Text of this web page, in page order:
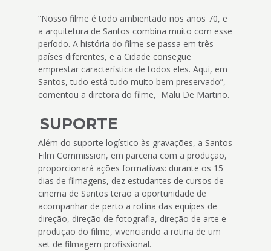
“Nosso filme é todo ambientado nos anos 70, e
a arquitetura de Santos combina muito com esse
período. A história do filme se passa em três
países diferentes, e a Cidade consegue
emprestar característica de todos eles. Aqui, em
Santos, tudo está tudo muito bem preservado”,
comentou a diretora do filme, Malu De Martino.
SUPORTE
Além do suporte logístico às gravações, a Santos
Film Commission, em parceria com a produção,
proporcionará ações formativas: durante os 15
dias de filmagens, dez estudantes de cursos de
cinema de Santos terão a oportunidade de
acompanhar de perto a rotina das equipes de
direção, direção de fotografia, direção de arte e
produção do filme, vivenciando a rotina de um
set de filmagem profissional.